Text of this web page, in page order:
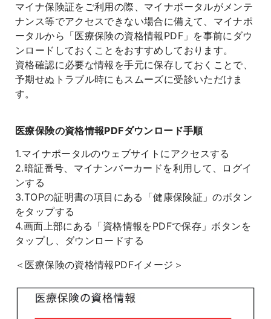
マイナ保険証をご利用の際、マイナポータルがメンテ
ナンス等でアクセスできない場合に備えて、マイナポ
ータルから「医療保険の資格情報PDF」を事前にダウ
ンロードしておくことをおすすめしております。
資格確認に必要な情報を手元に保存しておくことで、
予期せぬトラブル時にもスムーズに受診いただけま
す。
医療保険の資格情報PDFダウンロード手順
1.マイナポータルのウェブサイトにアクセスする
2.暗証番号、マイナンバーカードを利用して、ログイ
ンする
3.TOPの証明書の項目にある「健康保険証」のボタン
をタップする
4.画面上部にある「資格情報をPDFで保存」ボタンを
タップし、ダウンロードする
＜医療保険の資格情報PDFイメージ＞